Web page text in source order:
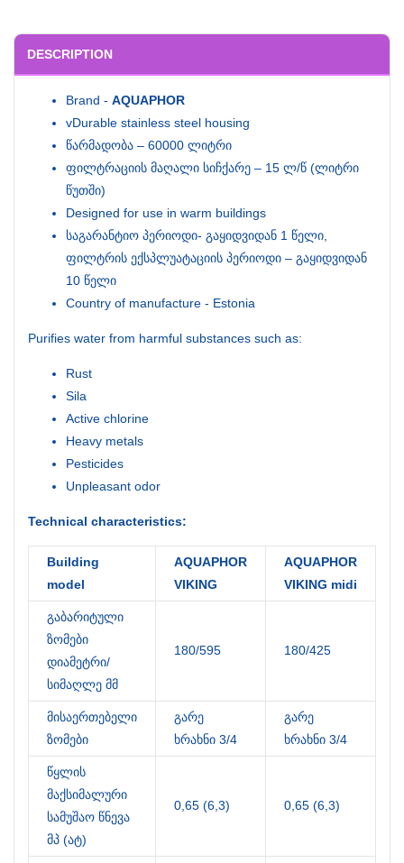
DESCRIPTION
Brand - AQUAPHOR
vDurable stainless steel housing
წარმადობა – 60000 ლიტრი
ფილტრაციის მაღალი სიჩქარე – 15 ლ/წ (ლიტრი
წუთში)
Designed for use in warm buildings
საგარანტიო პერიოდი- გაყიდვიდან 1 წელი,
ფილტრის ექსპლუატაციის პერიოდი – გაყიდვიდან
10 წელი
Country of manufacture - Estonia
Purifies water from harmful substances such as:
Rust
Sila
Active chlorine
Heavy metals
Pesticides
Unpleasant odor
Technical characteristics:
Building
model
AQUAPHOR
VIKING
AQUAPHOR
VIKING midi
გაბარიტული
ზომები
დიამეტრი/
სიმაღლე მმ
180/595 180/425
მისაერთებელი
ზომები
გარე
ხრახნი 3/4
გარე
ხრახნი 3/4
წყლის
მაქსიმალური
სამუშაო წნევა
მპ (ატ)
0,65 (6,3) 0,65 (6,3)